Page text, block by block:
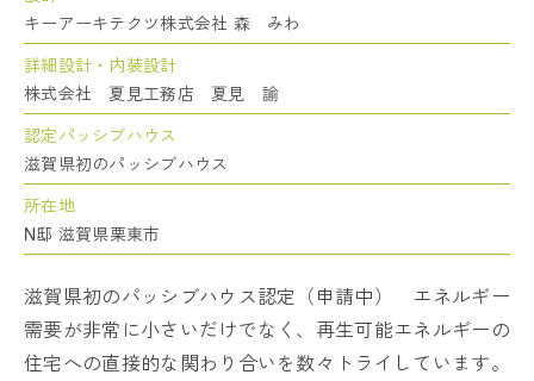
キーアーキテクツ株式会社 森 みわ
詳細設計・内装設計
株式会社 夏見工務店 夏見 諭
認定パッシブハウス
滋賀県初のパッシブハウス
所在地
N邸 滋賀県栗東市
滋賀県初のパッシブハウス認定（申請中） エネルギー
需要が非常に小さいだけでなく、再生可能エネルギーの
住宅への直接的な関わり合いを数々トライしています。